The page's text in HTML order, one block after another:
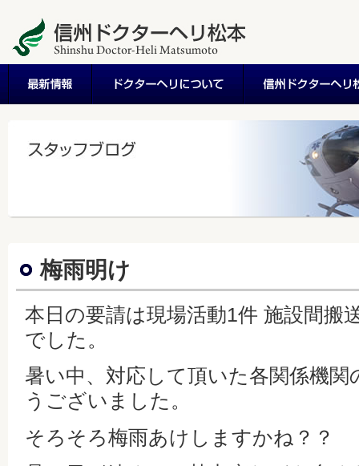
梅雨明け
本日の要請は現場活動1件 施設間搬
でした。
暑い中、対応して頂いた各関係機
うございました。
そろそろ梅雨あけしますかね？？